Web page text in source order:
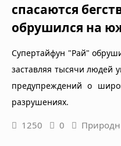
спасаются
обрушился на
Супертайфун "Рай"
заставляя тысячи людей
предупреждений о
разрушениях.
1250 0